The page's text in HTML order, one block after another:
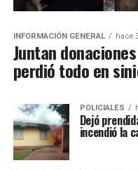
INFORMACIÓN GENERAL hace
Juntan
perdió todo en
POLICIALES
Dejó
incendió la